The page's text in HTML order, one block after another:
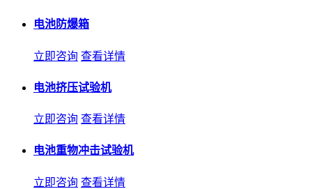
电池防爆箱
立即咨询 查看详情
电池挤压试验机
立即咨询 查看详情
电池重物冲击试验机
立即咨询 查看详情